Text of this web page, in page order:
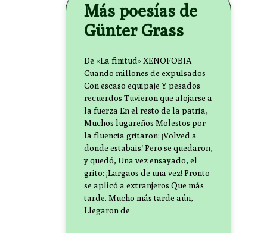
Más poesías de
Günter Grass
De «La finitud» XENOFOBIA
Cuando millones de expulsados
Con escaso equipaje Y pesados
recuerdos Tuvieron que alojarse a
la fuerza En el resto de la patria,
Muchos lugareños Molestos por
la fluencia gritaron: ¡Volved a
donde estabais! Pero se quedaron,
y quedó, Una vez ensayado, el
grito: ¡Largaos de una vez! Pronto
se aplicó a extranjeros Que más
tarde. Mucho más tarde aún,
Llegaron de